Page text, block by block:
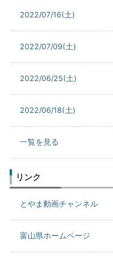
2022/07/16(土)
2022/07/09(土)
2022/06/25(土)
2022/06/18(土)
一覧を見る
リンク
とやま動画チャンネル
富山県ホームページ